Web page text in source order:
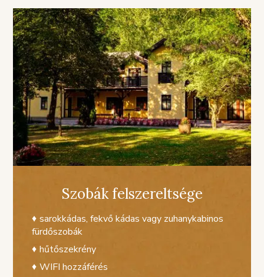
Szobák felszereltsége
sarokkádas, fekvő kádas vagy zuhanykabinos
fürdőszobák
hűtőszekrény
WIFI hozzáférés